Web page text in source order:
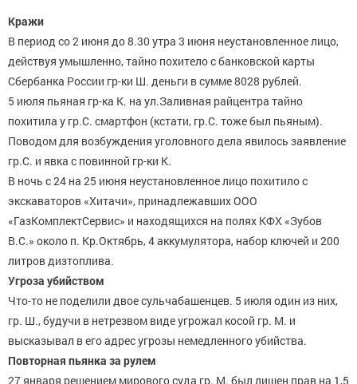
Кражи
В период со 2 июня до 8.30 утра 3 июня неустановленное лицо,
действуя умышленно, тайно похитело с банковской карты
Сбербанка России гр-ки Ш. деньги в сумме 8028 рублей.
5 июля пьяная гр-ка К. на ул.Заливная райцентра тайно
похитила у гр.С. смартфон (кстати, гр.С. тоже был пьяным).
Поводом для возбуждения уголовного дела явилось заявление
гр.С. и явка с повинной гр-ки К.
В ночь с 24 на 25 июня неустановленное лицо похитило с
экскаваторов «Хитачи», принадлежавших ООО
«ГазКомплектСервис» и находящихся на полях КФХ «Зубов
В.С.» около п. Кр.Октябрь, 4 аккумулятора, набор ключей и 200
литров дизтоплива.
Угроза убийством
Что-то не поделили двое сульчабашенцев. 5 июля один из них,
гр. Ш., будучи в нетрезвом виде угрожал косой гр. М. и
высказывал в его адрес угрозы немедленного убийства.
Повторная пьянка за рулем
27 января решением мирового суда гр. М. был лишен прав на 1,5